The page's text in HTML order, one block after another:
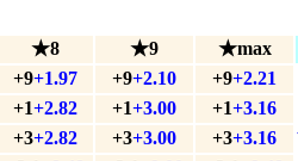
★8 ★9 ★max
+9+1.97 +9+2.10 +9+2.21
+1+2.82 +1+3.00 +1+3.16
+3+2.82 +3+3.00 +3+3.16